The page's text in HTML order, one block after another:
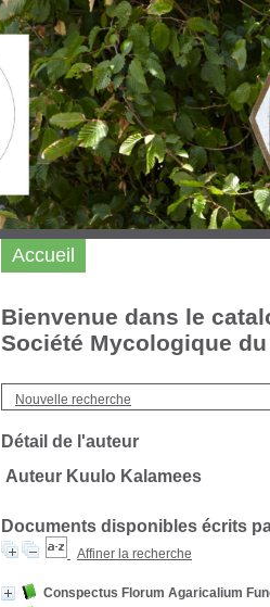
Bienvenue dans le
Société Mycologique
Nouvelle recherche
Détail de l'auteur
Auteur Kuulo Kalamees
Documents disponibles écrits
Affiner la recherche
Conspectus Florum Agaricalium
Accueil